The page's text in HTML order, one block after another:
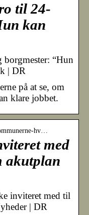
til 24-
kan
“Hun
| DR
på at se, om
klare jobbet.
hv…
med
akutplan
inviteret med til
| DR